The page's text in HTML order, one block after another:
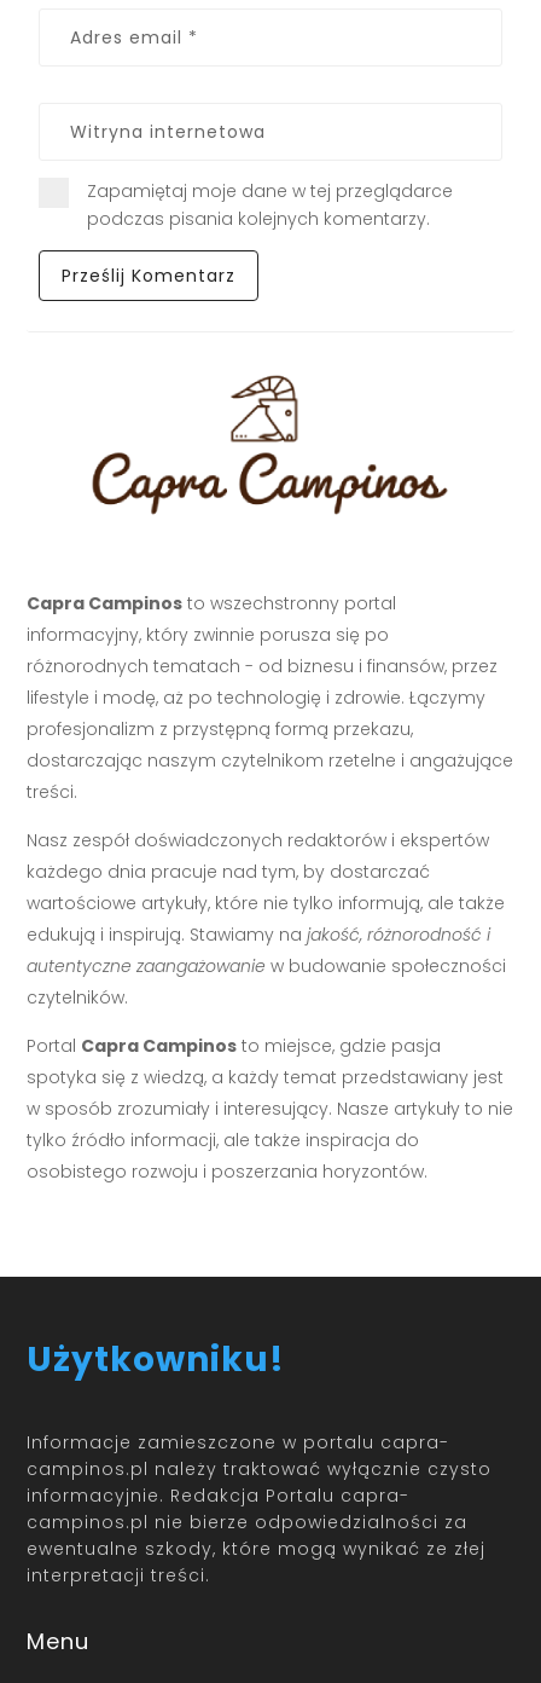
Zapamiętaj moje dane w tej przeglądarce
podczas pisania kolejnych komentarzy.
Capra Campinos to wszechstronny portal
informacyjny, który zwinnie porusza się po
różnorodnych tematach - od biznesu i finansów, przez
lifestyle i modę, aż po technologię i zdrowie. Łączymy
profesjonalizm z przystępną formą przekazu,
dostarczając naszym czytelnikom rzetelne i angażujące
treści.
Nasz zespół doświadczonych redaktorów i ekspertów
każdego dnia pracuje nad tym, by dostarczać
wartościowe artykuły, które nie tylko informują, ale także
edukują i inspirują. Stawiamy najakość, różnorodność i
autentyczne zaangażowanie w budowanie społeczności
czytelników.
Portal Capra Campinos to miejsce, gdzie pasja
spotyka się z wiedzą, a każdy temat przedstawiany jest
w sposób zrozumiały i interesujący. Nasze artykuły to nie
tylko źródło informacji, ale także inspiracja do
osobistego rozwoju i poszerzania horyzontów.
Użytkowniku!
Informacje zamieszczone w portalu capra-
campinos.pl należy traktować wyłącznie czysto
informacyjnie. Redakcja Portalu capra-
campinos.pl nie bierze odpowiedzialności za
ewentualne szkody, które mogą wynikać ze złej
interpretacji treści.
Menu